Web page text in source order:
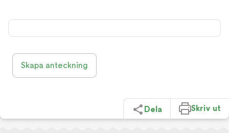
Skapa anteckning
Dela Skriv ut